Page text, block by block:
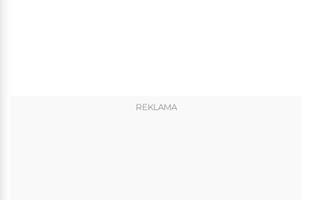
REKLAMA